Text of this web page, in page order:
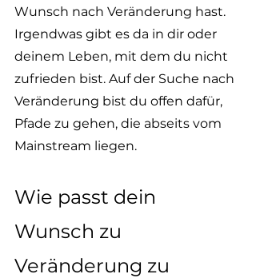
Wunsch nach Veränderung hast.
Irgendwas gibt es da in dir oder
deinem Leben, mit dem du nicht
zufrieden bist. Auf der Suche nach
Veränderung bist du offen dafür,
Pfade zu gehen, die abseits vom
Mainstream liegen.
Wie passt dein
Wunsch zu
Veränderung zu